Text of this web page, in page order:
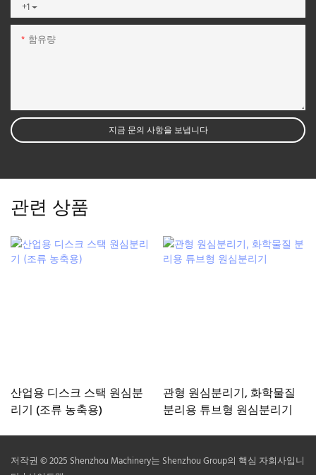
+1
함유량
지금 문의 사항을 보냅니다
관련 상품
산업용 디스크 스택 원심분
리기 (조류 농축용)
관형 원심분리기, 화학물질
분리용 튜브형 원심분리기
저작권 © 2025 Shenzhou Machinery는 Shenzhou Group의 핵심 자회사입니